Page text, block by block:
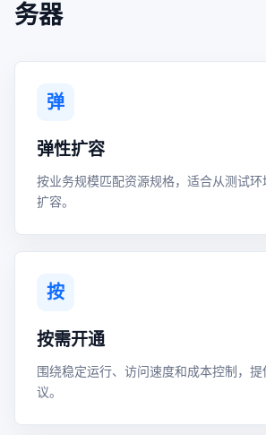
务器
弹
弹性扩容
按业务规模匹配资源规格，适合从测试
扩容。
按
按需开通
围绕稳定运行、访问速度和成本控制，
议。